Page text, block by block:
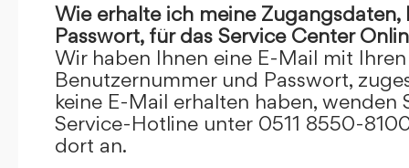
Wie erhalte ich meine
Passwort, für das Service Center
Wir haben Ihnen eine E-Mail mit
Benutzernummer und Passwort,
keine E-Mail erhalten haben, wenden
Service-Hotline unter 0511 8550-
dort an.